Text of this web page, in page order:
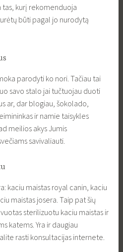
tas, kurį rekomenduoja
būti pagal jo nurodytą
parodyti ko nori. Tačiau tai
savo stalo jai tučtuojau duoti
ar, dar blogiau, šokolado,
ir namie taisykles
meilios akys Jumis
savivaliauti.
kaciu maistas royal canin, kaciu
maistas josera. Taip pat šių
sterilizuotu kaciu maistas ir
katems. Yra ir daugiau
rasti konsultacijas internete.